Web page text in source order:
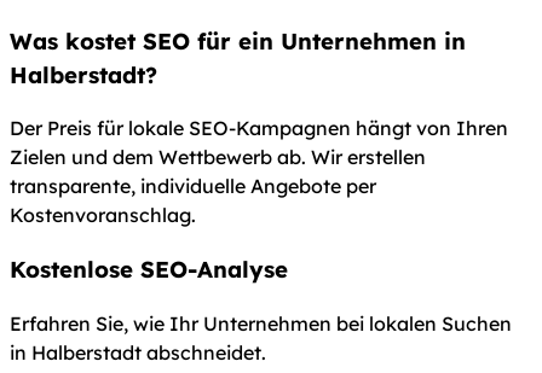
Was kostet SEO für ein Unternehmen in
Halberstadt?
Der Preis für lokale SEO-Kampagnen hängt von Ihren
Zielen und dem Wettbewerb ab. Wir erstellen
transparente, individuelle Angebote per
Kostenvoranschlag.
Kostenlose SEO-Analyse
Erfahren Sie, wie Ihr Unternehmen bei lokalen Suchen
in Halberstadt abschneidet.